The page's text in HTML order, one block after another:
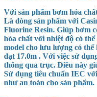
Với sản phẩm bơm hóa
Là dòng sản phẩm với
Fluorine Resin. Giúp bơm
hóa chất với nhiệt độ có
model cho lưu lượng có thể
đạt 17.0m . Với việc sử
thông qua trục. Điều này
Sử dụng tiêu chuẩn IEC
như an toàn cho sản phẩm.